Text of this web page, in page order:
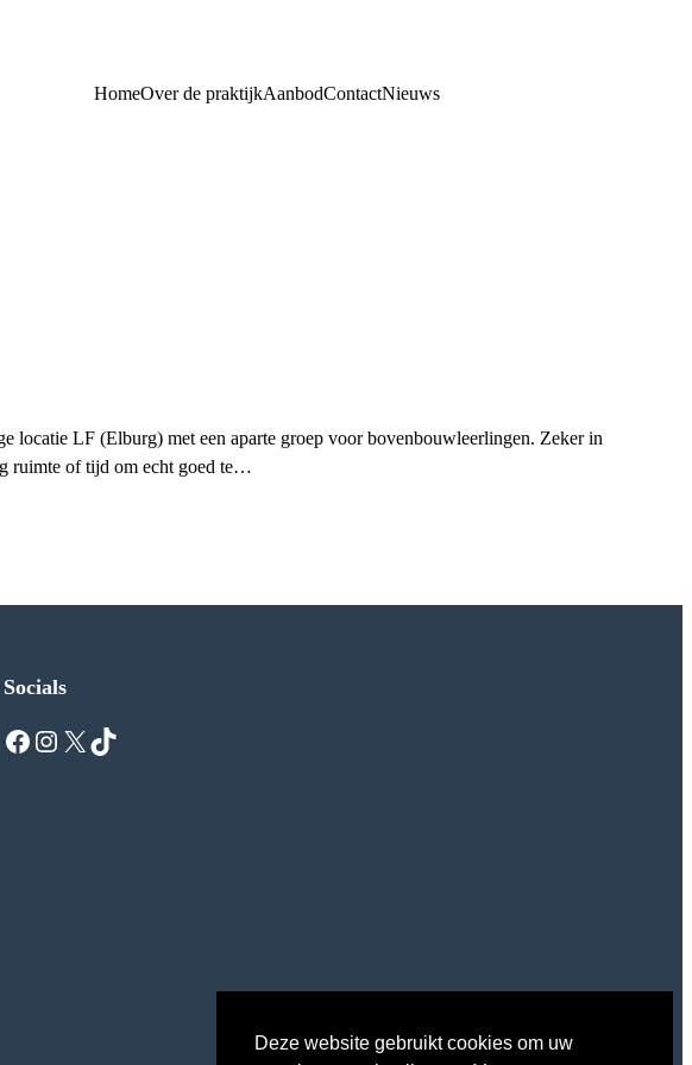
HomeOver de praktijkAanbodContactNieuws
locatie LF (Elburg) met een aparte groep voor bovenbouwleerlingen. Zeker in
ruimte of tijd om echt goed te…
Socials
Facebook Instagram X TikTok
Deze website gebruikt cookies om uw